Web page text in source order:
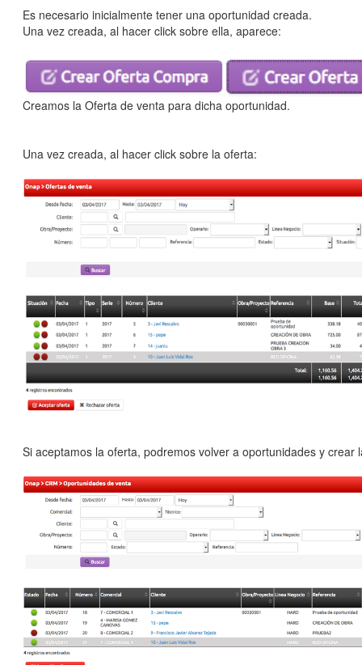
Es necesario inicialmente tener una oportunidad creada.
Una vez creada, al hacer click sobre ella, aparece:
Creamos la Oferta de venta para dicha oportunidad.
Una vez creada, al hacer click sobre la oferta:
Si aceptamos la oferta, podremos volver a oportunidades y crear